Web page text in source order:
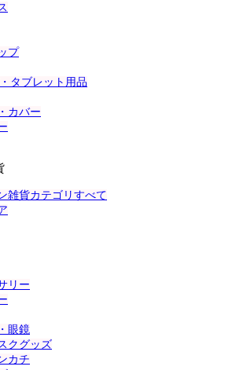
プ
タブレット用品
カバー
雑貨カテゴリすべて
リー
眼鏡
クグッズ
カチ